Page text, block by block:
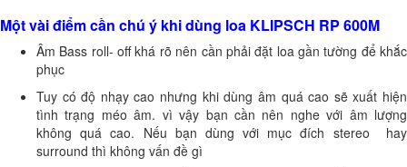
Một vài điểm cần chú ý khi dùng loa KLIPSCH RP 600M
Âm Bass roll- off khá rõ nên cần phải đặt loa gần tường để khắc
phục
Tuy có độ nhạy cao nhưng khi dùng âm quá cao sẽ xuất hiện
tình trạng méo âm. vì vậy bạn cần nên nghe với âm lượng
không quá cao. Nếu bạn dùng với mục đích stereo hay
surround thì không vấn đề gì